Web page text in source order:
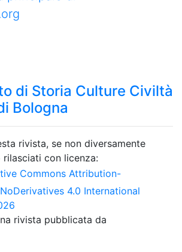
di Storia Culture Civiltà
Bologna
rivista, se non diversamente
con licenza:
Commons Attribution-
4.0 International
rivista pubblicata da